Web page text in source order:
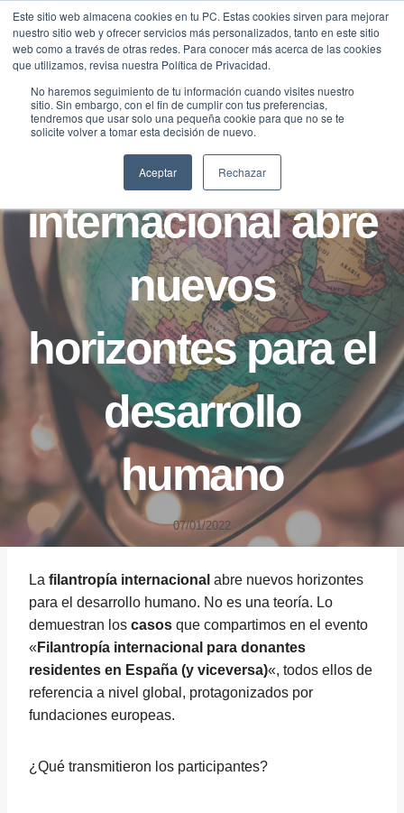
Este sitio web almacena cookies en tu PC. Estas cookies sirven para mejorar
nuestro sitio web y ofrecer servicios más personalizados, tanto en este sitio
web como a través de otras redes. Para conocer más acerca de las cookies
que utilizamos, revisa nuestra Política de Privacidad.
No haremos seguimiento de tu información cuando visites nuestro
sitio. Sin embargo, con el fin de cumplir con tus preferencias,
tendremos que usar solo una pequeña cookie para que no se te
solicite volver a tomar esta decisión de nuevo.
Aceptar Rechazar
Saltar
contenido
BLOG FILANTROPÍA
La filantropía
internacional abre
nuevos
horizontes para el
desarrollo
humano
07/01/2022
La filantropía internacional abre nuevos horizontes
para el desarrollo humano. No es una teoría. Lo
demuestran los casos que compartimos en el evento
« Filantropía internacional para donantes
residentes en España (y viceversa)«, todos ellos de
referencia a nivel global, protagonizados por
fundaciones europeas.
¿Qué transmitieron los participantes?
Traducir »